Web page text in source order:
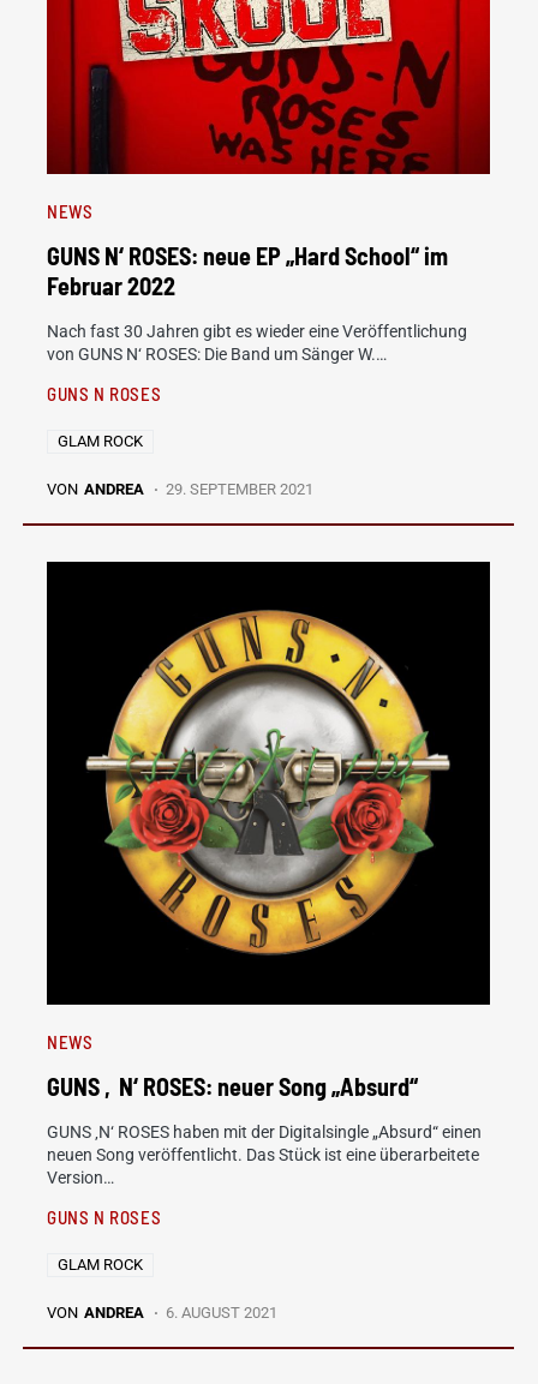
NEWS
GUNS N‘ ROSES: neue EP „Hard School“ im
Februar 2022
Nach fast 30 Jahren gibt es wieder eine Veröffentlichung
von GUNS N‘ ROSES: Die Band um Sänger W.…
GUNS N ROSES
GLAM ROCK
VON ANDREA 29. SEPTEMBER 2021
NEWS
GUNS ‚N‘ ROSES: neuer Song „Absurd“
GUNS ‚N‘ ROSES haben mit der Digitalsingle „Absurd“ einen
neuen Song veröffentlicht. Das Stück ist eine überarbeitete
Version…
GUNS N ROSES
GLAM ROCK
VON ANDREA 6. AUGUST 2021